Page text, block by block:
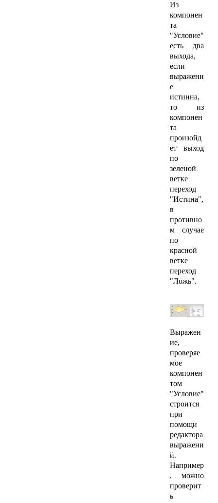
Из
компонен
та
"Условие"
есть два
выхода,
если
выражени
е
истинна,
то из
компонен
та
произойд
ет выход
по
зеленой
ветке
переход
"Истина",
в
противно
м случае
по
красной
ветке
переход
"Ложь".
Выражен
ие,
проверяе
мое
компонен
том
"Условие"
строится
при
помощи
редактора
выражени
й.
Например
, можно
проверит
ь